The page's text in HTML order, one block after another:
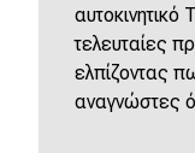
τελευταίες
ελπίζοντας
αναγνώστες